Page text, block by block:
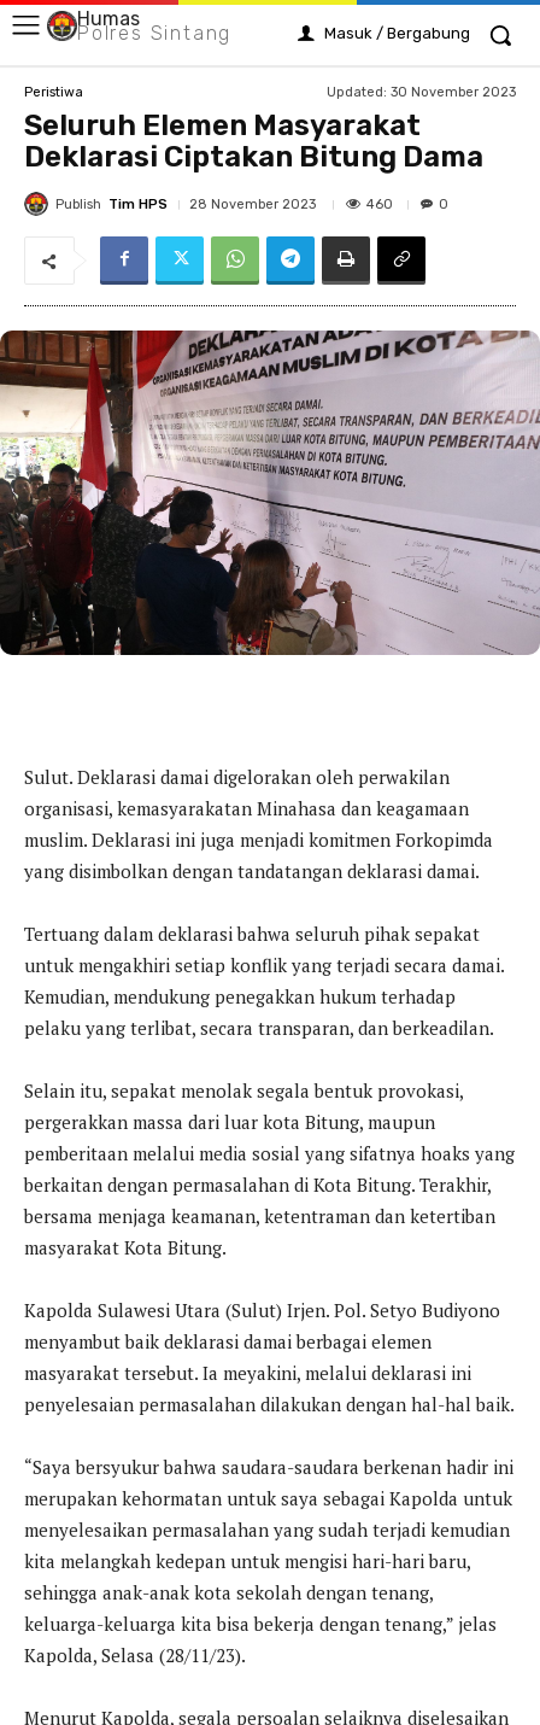
Humas
Polres Sintang Masuk / Bergabung
Peristiwa Updated: 30 November 2023
Seluruh Elemen Masyarakat
Deklarasi Ciptakan Bitung Dama
Publish Tim HPS 28 November 2023 460 0
Sulut. Deklarasi damai digelorakan oleh perwakilan
organisasi, kemasyarakatan Minahasa dan keagamaan
muslim. Deklarasi ini juga menjadi komitmen Forkopimda
yang disimbolkan dengan tandatangan deklarasi damai.
Tertuang dalam deklarasi bahwa seluruh pihak sepakat
untuk mengakhiri setiap konflik yang terjadi secara damai.
Kemudian, mendukung penegakkan hukum terhadap
pelaku yang terlibat, secara transparan, dan berkeadilan.
Selain itu, sepakat menolak segala bentuk provokasi,
pergerakkan massa dari luar kota Bitung, maupun
pemberitaan melalui media sosial yang sifatnya hoaks yang
berkaitan dengan permasalahan di Kota Bitung. Terakhir,
bersama menjaga keamanan, ketentraman dan ketertiban
masyarakat Kota Bitung.
Kapolda Sulawesi Utara (Sulut) Irjen. Pol. Setyo Budiyono
menyambut baik deklarasi damai berbagai elemen
masyarakat tersebut. Ia meyakini, melalui deklarasi ini
penyelesaian permasalahan dilakukan dengan hal-hal baik.
“Saya bersyukur bahwa saudara-saudara berkenan hadir ini
merupakan kehormatan untuk saya sebagai Kapolda untuk
menyelesaikan permasalahan yang sudah terjadi kemudian
kita melangkah kedepan untuk mengisi hari-hari baru,
sehingga anak-anak kota sekolah dengan tenang,
keluarga-keluarga kita bisa bekerja dengan tenang,” jelas
Kapolda, Selasa (28/11/23).
Menurut Kapolda, segala persoalan selaiknya diselesaikan